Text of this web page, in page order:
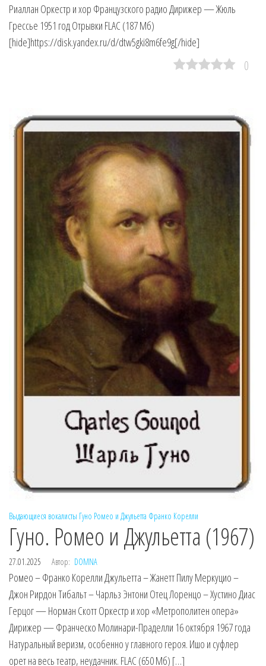
Риаллан Оркестр и хор Французского радио Дирижер — Жюль
Грессье 1951 год Отрывки FLAC (187 Мб)
[hide]https://disk.yandex.ru/d/dtw5gki8m6fe9g[/hide]
0
Выдающиеся вокалисты Гуно Ромео и Джульетта Франко Корелли
Гуно. Ромео и Джульетта (1967)
27.01.2025 Автор: DOMNA
Ромео – Франко Корелли Джульетта – Жанетт Пилу Меркуцио –
Джон Рирдон Тибальт – Чарльз Энтони Отец Лоренцо – Хустино Диас
Герцог — Норман Скотт Оркестр и хор «Метрополитен опера»
Дирижер — Франческо Молинари-Праделли 16 октября 1967 года
Натуральный веризм, особенно у главного героя. Ишо и суфлер
орет на весь театр, неудачник. FLAC (650 Мб) […]